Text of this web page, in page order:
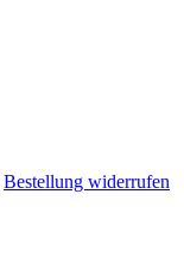
Bestellung widerrufen